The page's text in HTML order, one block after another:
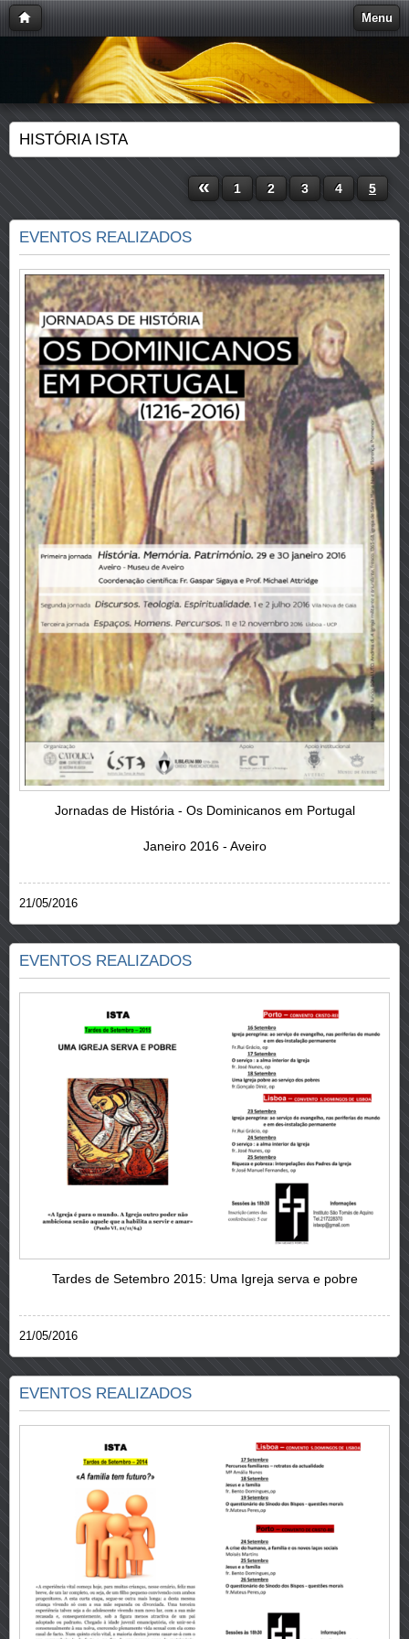
Menu
HISTÓRIA ISTA
« 1 2 3 4 5
EVENTOS REALIZADOS
Jornadas de História - Os Dominicanos em Portugal
Janeiro 2016 - Aveiro
21/05/2016
EVENTOS REALIZADOS
Tardes de Setembro 2015: Uma Igreja serva e pobre
21/05/2016
EVENTOS REALIZADOS